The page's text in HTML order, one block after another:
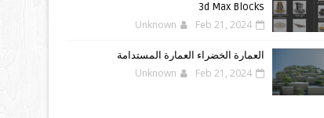
3d Max Blocks
Unknown Feb 21, 2024
العمارة الخضراء العمارة المستدامة
Unknown Feb 21, 2024